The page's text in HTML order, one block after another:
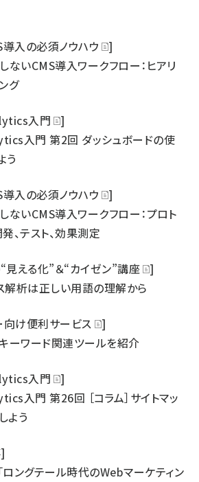
入の必須ノウハウ
]
いCMS導入ワークフロー：ヒアリ
グ
入門
]
入門 第2回 ダッシュボードの使
う
入の必須ノウハウ
]
いCMS導入ワークフロー：プロト
、テスト、効果測定
見える化”＆“カイゼン”講座
]
解析は正しい用語の理解から
け便利サービス
]
ーワード関連ツールを紹介
入門
]
入門 第26回 ［コラム］サイトマッ
よう
ロングテール時代のWebマーケティン